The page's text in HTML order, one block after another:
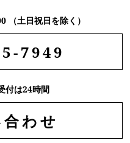
（土日祝日を除く）
7949
付は24時間
わせ